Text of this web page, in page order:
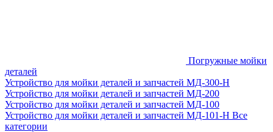
Погружные мойки
деталей
Устройство для мойки деталей и запчастей МД-300-H
Устройство для мойки деталей и запчастей МД-200
Устройство для мойки деталей и запчастей МД-100
Устройство для мойки деталей и запчастей МД-101-Н Все
категории